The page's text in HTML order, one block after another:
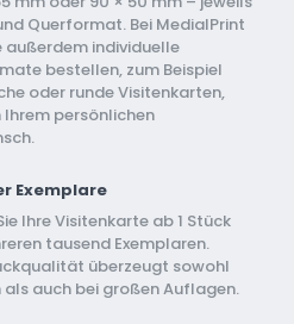
Querformat. Bei MedialPrint
außerdem individuelle
bestellen, zum Beispiel
oder runde Visitenkarten,
Ihrem persönlichen
Exemplare
Ihre Visitenkarte ab 1 Stück
tausend Exemplaren.
überzeugt sowohl
als auch bei großen Auflagen.